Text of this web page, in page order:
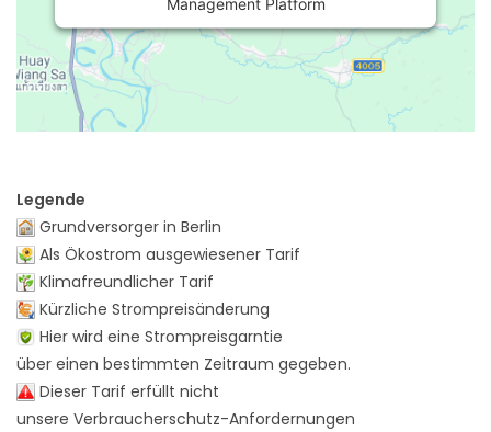
Legende
Grundversorger in Berlin
Als Ökostrom ausgewiesener Tarif
Klimafreundlicher Tarif
Kürzliche Strompreisänderung
Hier wird eine Strompreisgarntie
über einen bestimmten Zeitraum gegeben.
Dieser Tarif erfüllt nicht
unsere Verbraucherschutz-Anfordernungen